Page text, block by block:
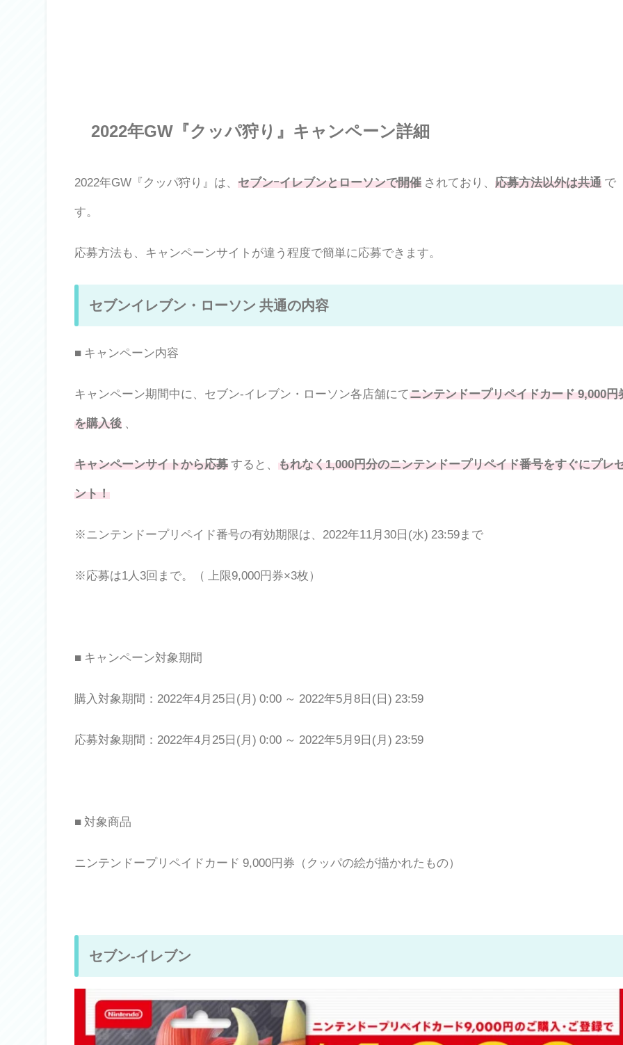
2022年GW『クッパ狩り』キャンペーン詳細
2022年GW『クッパ狩り』は、セブンｰイレブンとローソンで開催 されており、応募方法以外は共通 で
す。
応募方法も、キャンペーンサイトが違う程度で簡単に応募できます。
セブンイレブン・ローソン 共通の内容
■ キャンペーン内容
キャンペーン期間中に、セブン-イレブン・ローソン各店舗にてニンテンドープリペイドカード 9,000円
を購入後
キャンペーンサイトから応募 すると、もれなく1,000円分のニンテンドープリペイド番号をすぐにプレ
ント！
※ニンテンドープリペイド番号の有効期限は、2022年11月30日(水) 23:59まで
※応募は1人3回まで。（ 上限9,000円券×3枚）
■ キャンペーン対象期間
購入対象期間：2022年4月25日(月) 0:00 ～ 2022年5月8日(日) 23:59
応募対象期間：2022年4月25日(月) 0:00 ～ 2022年5月9日(月) 23:59
■ 対象商品
ニンテンドープリペイドカード 9,000円券（クッパの絵が描かれたもの）
セブン-イレブン